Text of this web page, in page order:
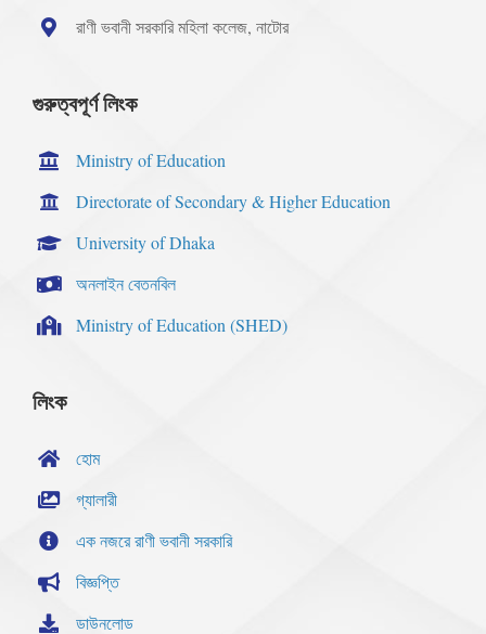
রাণী ভবানী সরকারি মহিলা কলেজ, নাটোর
গুরুত্বপূর্ণ লিংক
Ministry of Education
Directorate of Secondary & Higher Education
University of Dhaka
অনলাইন বেতনবিল
Ministry of Education (SHED)
লিংক
হোম
গ্যালারী
এক নজরে রাণী ভবানী সরকারি
বিজ্ঞপ্তি
ডাউনলোড